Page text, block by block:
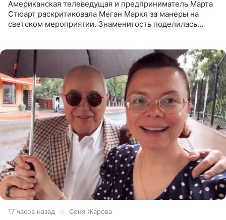
Американская телеведущая и предприниматель Марта
Стюарт раскритиковала Меган Маркл за манеры на
светском мероприятии. Знаменитость поделилась
17 часов назад Соня Жарова